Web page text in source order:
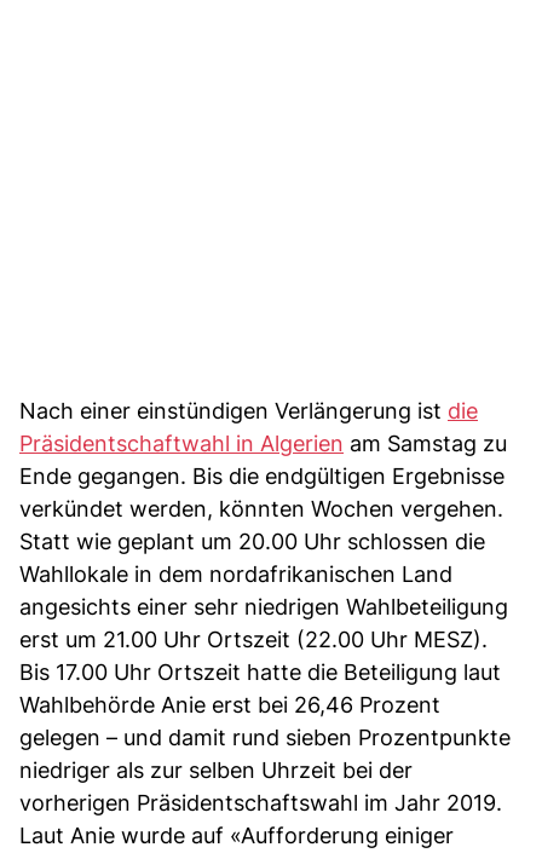
Nach einer einstündigen Verlängerung ist die
Präsidentschaftwahl in Algerien am Samstag zu
Ende gegangen. Bis die endgültigen Ergebnisse
verkündet werden, könnten Wochen vergehen.
Statt wie geplant um 20.00 Uhr schlossen die
Wahllokale in dem nordafrikanischen Land
angesichts einer sehr niedrigen Wahlbeteiligung
erst um 21.00 Uhr Ortszeit (22.00 Uhr MESZ).
Bis 17.00 Uhr Ortszeit hatte die Beteiligung laut
Wahlbehörde Anie erst bei 26,46 Prozent
gelegen – und damit rund sieben Prozentpunkte
niedriger als zur selben Uhrzeit bei der
vorherigen Präsidentschaftswahl im Jahr 2019.
Laut Anie wurde auf «Aufforderung einiger